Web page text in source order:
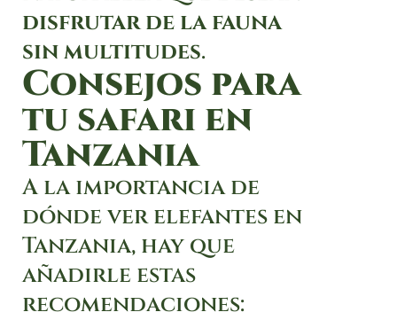
disfrutar de la fauna
sin multitudes.
Consejos para
tu safari en
Tanzania
A la importancia de
dónde ver elefantes en
Tanzania, hay que
añadirle estas
recomendaciones: